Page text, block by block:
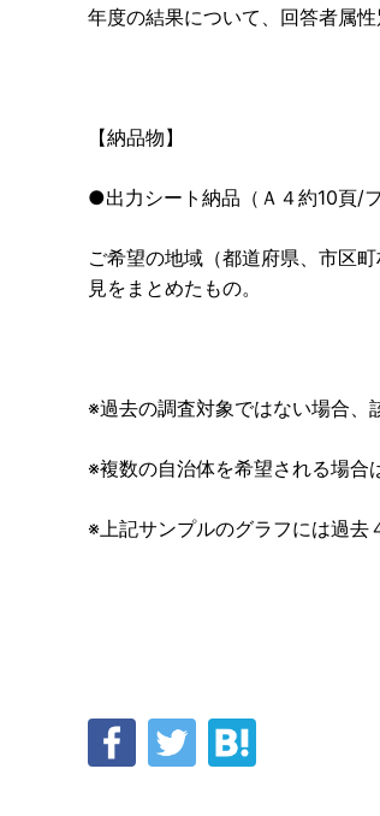
年度の結果について、回答者属
【納品物】
●出力シート納品（Ａ４約10頁/フ
ご希望の地域（都道府県、市区
見をまとめたもの。
※過去の調査対象ではない場合、
※複数の自治体を希望される場合
※上記サンプルのグラフには過去